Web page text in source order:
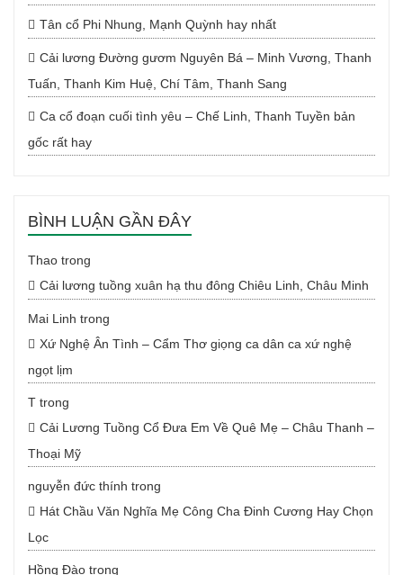
Tân cổ Phi Nhung, Mạnh Quỳnh hay nhất
Cải lương Đường gươm Nguyên Bá – Minh Vương, Thanh
Tuấn, Thanh Kim Huệ, Chí Tâm, Thanh Sang
Ca cổ đoạn cuối tình yêu – Chế Linh, Thanh Tuyền bản
gốc rất hay
BÌNH LUẬN GẦN ĐÂY
Thao trong
Cải lương tuồng xuân hạ thu đông Chiêu Linh, Châu Minh
Mai Linh trong
Xứ Nghệ Ân Tình – Cẩm Thơ giọng ca dân ca xứ nghệ
ngọt lịm
T trong
Cải Lương Tuồng Cổ Đưa Em Về Quê Mẹ – Châu Thanh –
Thoại Mỹ
nguyễn đức thính trong
Hát Chầu Văn Nghĩa Mẹ Công Cha Đinh Cương Hay Chọn
Lọc
Hồng Đào trong